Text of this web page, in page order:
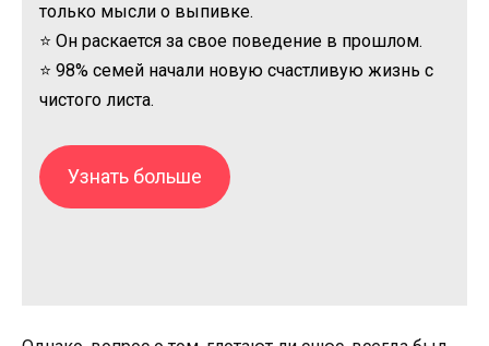
только мысли о выпивке.
⭐ Он раскается за свое поведение в прошлом.
⭐ 98% семей начали новую счастливую жизнь с
чистого листа.
Узнать больше